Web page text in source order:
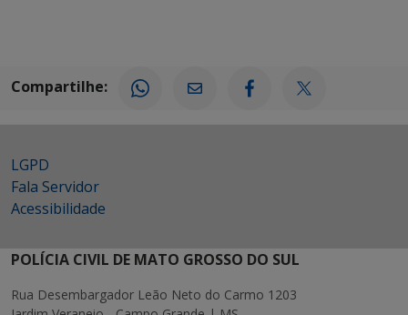
Compartilhe:
LGPD
Fala Servidor
Acessibilidade
POLÍCIA CIVIL DE MATO GROSSO DO SUL
Rua Desembargador Leão Neto do Carmo 1203